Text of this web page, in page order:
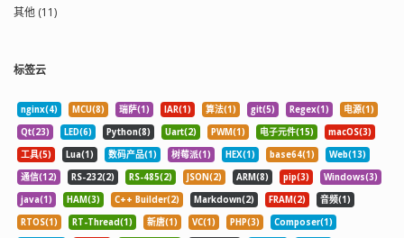
其他 (11)
标签云
nginx(4) MCU(8) 瑞萨(1) IAR(1) 算法(1) git(5) Regex(1)
电源(1)
Qt(23)
LED(6) Python(8) Uart(2) PWM(1) 电子元件(15)
macOS(3)
工具(5)
Lua(1) 数码产品(1) 树莓派(1) HEX(1) base64(1)
Web(13)
通信(12)
RS-232(2) RS-485(2) JSON(2) ARM(8) pip(3)
Windows(3)
java(1)
HAM(3) C++ Builder(2) Markdown(2) FRAM(2)
音频(1)
RTOS(1)
RT-Thread(1) 新唐(1) VC(1) PHP(3)
Composer(1)